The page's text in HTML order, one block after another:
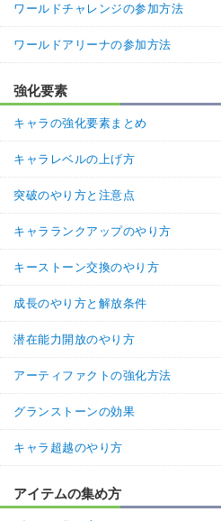
ワールドチャレンジの参加方法
ワールドアリーナの参加方法
強化要素
キャラの強化要素まとめ
キャラレベルの上げ方
突破のやり方と注意点
キャラランクアップのやり方
キーストーン交換のやり方
成長のやり方と解放条件
潜在能力開放のやり方
アーティファクトの強化方法
グランストーンの効果
キャラ超越のやり方
アイテムの集め方